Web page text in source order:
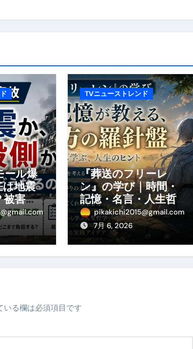
秒でわかる効果まとめ】#アーモンド #ダイエッ
破産かひろゆきさんならどちらを選びますか？
にとても重要な女性ホルモンと男性ホルモン
れません
- ビジネスの信用を築く――そのすべての起点となる
今こそ買い時！ゲーミングPC・高性能BTOを最安
× iMazing で完成する「究極のスマホ防衛シ
30日間 ― 科学的メソッドで英語脳を作る完全ガイド
ハワイ朝食付き割引まで網羅 ― “失敗せずに選ぶ”実
＋ホテルが“セット割”で最安級！ スカイマーク／
何をするサイトか”が一目で伝わる。
ール爆
は地震
被害者
害賠償
く解説
TVニューストレンド
『葬送のフリーレ
ン』の学び｜時間・
記憶・名言・人生哲
学から読み解く生き
方
pikakichi2015@gmail.com
7月 6, 2026
いる欄は必須項目です